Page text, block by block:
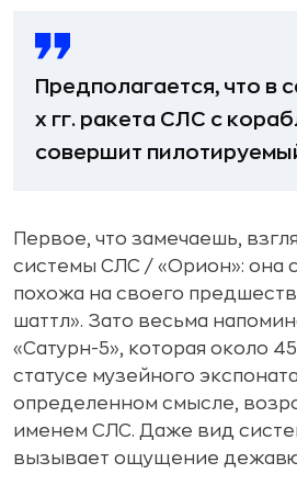
Предполагается, что в
х гг. ракета СЛС с
совершит
Первое, что замечаешь,
системы СЛС / «Орион»: она
похожа на своего
шаттл». Зато весьма
«Сатурн-5», которая около
статусе музейного
определенном смысле,
именем СЛС. Даже вид
вызывает ощущение